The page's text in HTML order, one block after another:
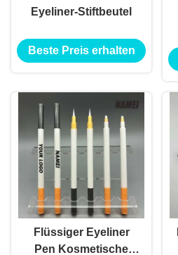
Eyeliner-Stiftbeutel
Beste Preis erhalten
Flüssiger Eyeliner
Pen Kosmetische